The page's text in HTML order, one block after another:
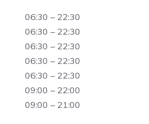
06:30 – 22:30
06:30 – 22:30
06:30 – 22:30
06:30 – 22:30
06:30 – 22:30
09:00 – 22:00
09:00 – 21:00